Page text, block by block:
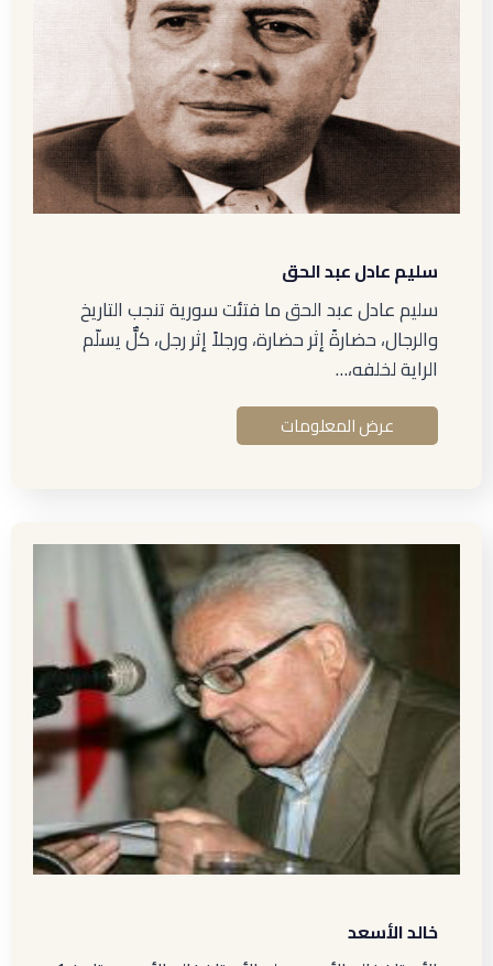
سليم عادل عبد الحق
سليم عادل عبد الحق ما فتئت سورية تنجب التاريخ
والرجال، حضارةً إثر حضارة، ورجلاً إثر رجل، كلٌّ يسلّم
الراية لخلفه،…
عرض المعلومات
خالد الأسعد